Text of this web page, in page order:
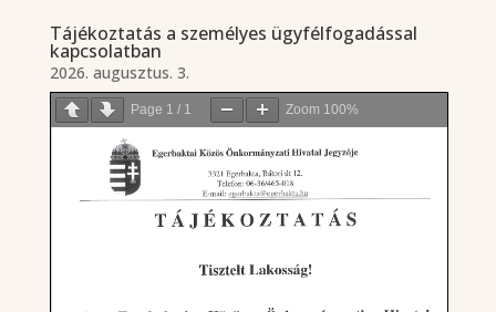
Tájékoztatás a személyes ügyfélfogadással
kapcsolatban
2026. augusztus. 3.
Page 1 / 1 Zoom 100%